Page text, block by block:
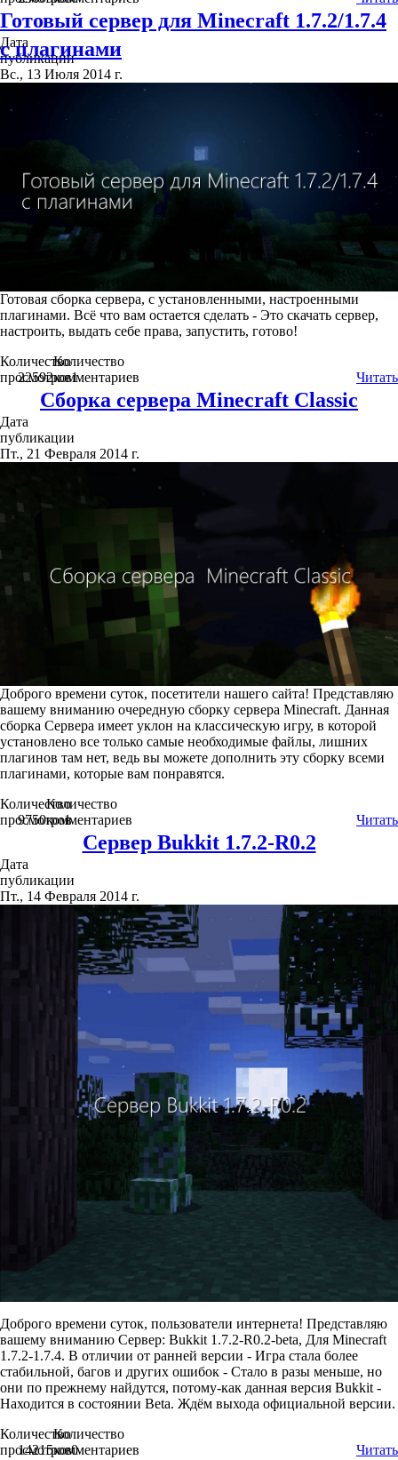
Готовый сервер для Minecraft 1.7.2/1.7.4
с плагинами
Дата
публикации
Вс., 13 Июля 2014 г.
Готовая сборка сервера, с установленными, настроенными
плагинами. Всё что вам остается сделать - Это скачать сервер,
настроить, выдать себе права, запустить, готово!
Количество
просмотров
22592
Количество
комментариев
1 Читать
Сборка сервера Minecraft Classic
Дата
публикации
Пт., 21 Февраля 2014 г.
Доброго времени суток, посетители нашего сайта! Представляю
вашему вниманию очередную сборку сервера Minecraft. Данная
сборка Сервера имеет уклон на классическую игру, в которой
установлено все только самые необходимые файлы, лишних
плагинов там нет, ведь вы можете дополнить эту сборку всеми
плагинами, которые вам понравятся.
Количество
просмотров
9750
Количество
комментариев
1 Читать
Сервер Bukkit 1.7.2-R0.2
Дата
публикации
Пт., 14 Февраля 2014 г.
Доброго времени суток, пользователи интернета! Представляю
вашему вниманию Сервер: Bukkit 1.7.2-R0.2-beta, Для Minecraft
1.7.2-1.7.4. В отличии от ранней версии - Игра стала более
стабильной, багов и других ошибок - Стало в разы меньше, но
они по прежнему найдутся, потому-как данная версия Bukkit -
Находится в состоянии Beta. Ждём выхода официальной версии.
Количество
просмотров
14215
Количество
комментариев
0 Читать